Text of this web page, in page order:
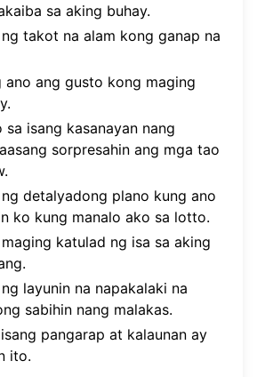
sa aking buhay.
takot na alam kong ganap na
ano ang gusto kong maging
sa isang kasanayan nang
sorpresahin ang mga tao
detalyadong plano kung ano
ko kung manalo ako sa lotto.
katulad ng isa sa aking
layunin na napakalaki na
sabihin nang malakas.
pangarap at kalaunan ay
ito.